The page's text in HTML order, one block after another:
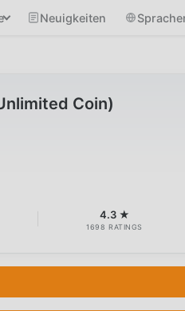
Neuigkeiten
Coin)
4.3 ★
1698 RATINGS